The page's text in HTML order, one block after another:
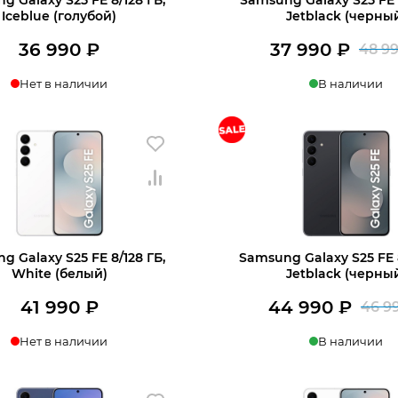
Iceblue (голубой)
36 990₽
Нет в наличии
о поступлении
Jetblack
48
37 990 ₽
В наличии
Купить в 1 клик В
Galaxy S25 FE 8/128 ГБ,
White (белый)
41 990 ₽
Нет в наличии
о поступлении
Samsung Galaxy S25 FE
Jetblack
46
44 990 ₽
В наличии
Купить в 1 клик В
+7 812 318-40-14
(c 10:00 до 21:00, без выходных)